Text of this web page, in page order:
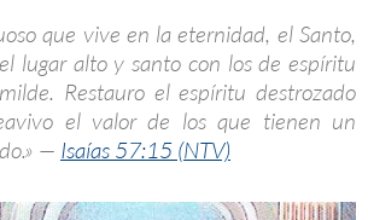
que vive en la eternidad, el Santo,
lugar alto y santo con los de espíritu
Restauro el espíritu destrozado
el valor de los que tienen un
— Isaías 57:15 (NTV)